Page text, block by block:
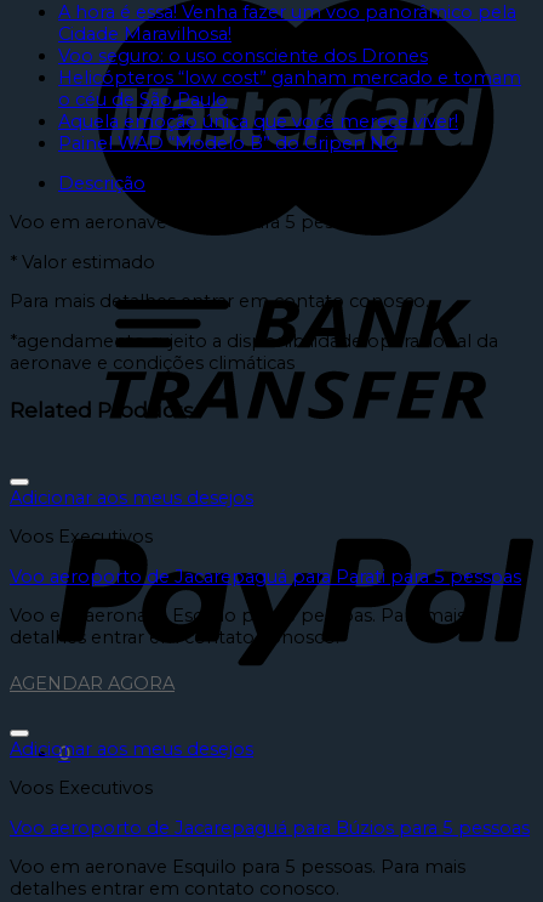
0
A hora é essa! Venha fazer um voo panorâmico pela
Cidade Maravilhosa!
Voo seguro: o uso consciente dos Drones
Helicópteros “low cost” ganham mercado e tomam
o céu de São Paulo
Aquela emoção única que você merece viver!
Painel WAD “Modelo B” do Gripen NG
Descrição
Voo em aeronave Esquilo para 5 pessoas.
* Valor estimado
Para mais detalhes entrar em contato conosco.
*agendamento sujeito a disponibilidade operacional da
aeronave e condições climáticas
Related Products
Adicionar aos meus desejos
Voos Executivos
Voo aeroporto de Jacarepaguá para Parati para 5 pessoas
Voo em aeronave Esquilo para 5 pessoas. Para mais
detalhes entrar em contato conosco.
AGENDAR AGORA
Adicionar aos meus desejos
Voos Executivos
Voo aeroporto de Jacarepaguá para Búzios para 5 pessoas
Voo em aeronave Esquilo para 5 pessoas. Para mais
detalhes entrar em contato conosco.